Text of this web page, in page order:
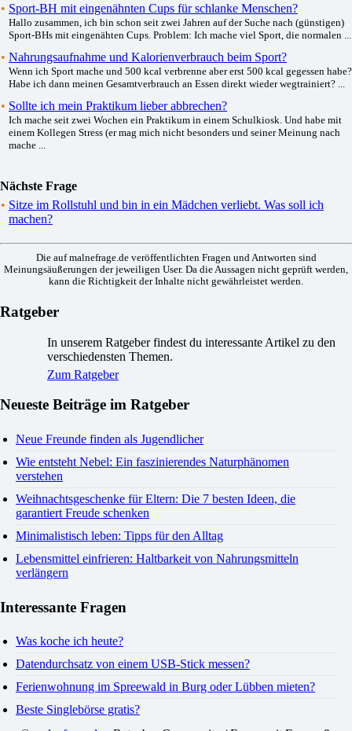
• Sport-BH mit eingenähnten Cups für schlanke Menschen?
Hallo zusammen, ich bin schon seit zwei Jahren auf der Suche nach (günstigen)
Sport-BHs mit eingenähten Cups. Problem: Ich mache viel Sport, die normalen ...
• Nahrungsaufnahme und Kalorienverbrauch beim Sport?
Wenn ich Sport mache und 500 kcal verbrenne aber erst 500 kcal gegessen habe?
Habe ich dann meinen Gesamtverbrauch an Essen direkt wieder wegtrainiert? ...
• Sollte ich mein Praktikum lieber abbrechen?
Ich mache seit zwei Wochen ein Praktikum in einem Schulkiosk. Und habe mit
einem Kollegen Stress (er mag mich nicht besonders und seiner Meinung nach
mache ...
Nächste Frage
• Sitze im Rollstuhl und bin in ein Mädchen verliebt. Was soll ich
machen?
Die auf malnefrage.de veröffentlichten Fragen und Antworten sind
Meinungsäußerungen der jeweiligen User. Da die Aussagen nicht geprüft werden,
kann die Richtigkeit der Inhalte nicht gewährleistet werden.
Ratgeber
In unserem Ratgeber findest du interessante Artikel zu den
verschiedensten Themen.
Zum Ratgeber
Neueste Beiträge im Ratgeber
Neue Freunde finden als Jugendlicher
Wie entsteht Nebel: Ein faszinierendes Naturphänomen
verstehen
Weihnachtsgeschenke für Eltern: Die 7 besten Ideen, die
garantiert Freude schenken
Minimalistisch leben: Tipps für den Alltag
Lebensmittel einfrieren: Haltbarkeit von Nahrungsmitteln
verlängern
Interessante Fragen
Was koche ich heute?
Datendurchsatz von einem USB-Stick messen?
Ferienwohnung im Spreewald in Burg oder Lübben mieten?
Beste Singlebörse gratis?